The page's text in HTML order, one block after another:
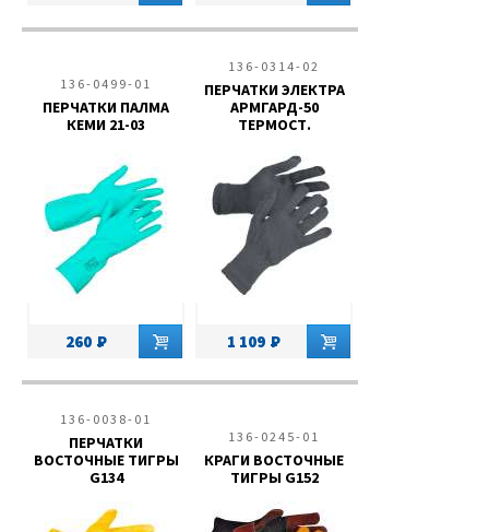
136-0499-01
ПЕРЧАТКИ ПАЛМА
КЕМИ 21-03
260
136-0314-02
ПЕРЧАТКИ ЭЛЕКТРА
АРМГАРД-50
ТЕРМОСТ.
1 109
136-0038-01
ПЕРЧАТКИ
ВОСТОЧНЫЕ ТИГРЫ
G134
136-0245-01
КРАГИ ВОСТОЧНЫЕ
ТИГРЫ G152